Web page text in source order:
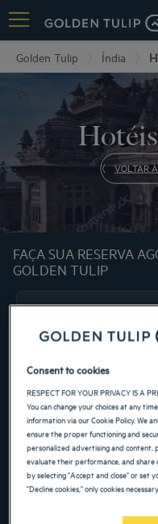
Golden Tulip Índia
VOLTAR
FAÇA SUA RESERVA
GOLDEN TULIP
Navigate forward to interact
Adicionar código
Consent to cookies
RESPECT FOR YOUR PRIVACY IS A
You can change your choices at any
information via our Cookie Policy. We
ensure the proper functioning and
personalized advertising and content,
evaluate their performance, and share
by selecting "Accept and close" or set
"Decline cookies," only cookies